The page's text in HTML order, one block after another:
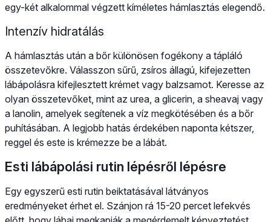
egy-két alkalommal végzett kíméletes hámlasztás elegendő.
Intenzív hidratálás
A hámlasztás után a bőr különösen fogékony a tápláló
összetevőkre. Válasszon sűrű, zsíros állagú, kifejezetten
lábápolásra kifejlesztett krémet vagy balzsamot. Keresse az
olyan összetevőket, mint az urea, a glicerin, a sheavaj vagy
a lanolin, amelyek segítenek a víz megkötésében és a bőr
puhításában. A legjobb hatás érdekében naponta kétszer,
reggel és este is krémezze be a lábát.
Esti lábápolási rutin lépésről lépésre
Egy egyszerű esti rutin beiktatásával látványos
eredményeket érhet el. Szánjon rá 15-20 percet lefekvés